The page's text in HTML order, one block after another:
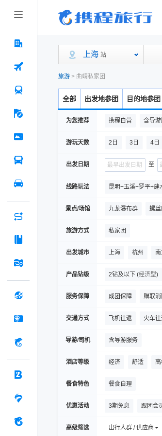
上海 站
旅游 > 曲靖私家团
全部 出发地参团 目的地参团
为您推荐 携程自营 含导
游玩天数 2日 3日 4日
出发日期 至
线路玩法 昆明+玉溪+罗平+建
贵州+云南 昆明
景点/场馆 九龙瀑布群 螺丝
建水十七孔桥
旅游方式 私家团
出发城市 上海 杭州
产品钻级 2钻及以下 (经济型)
服务保障 成团保障 赠取
交通方式 飞机往返 火车往
导游/司机 含导游服务
酒店等级 经济 舒适
餐食特色 餐食自理
优惠活动 3期免息 跟团会
高级筛选 出行人群 / 供应商